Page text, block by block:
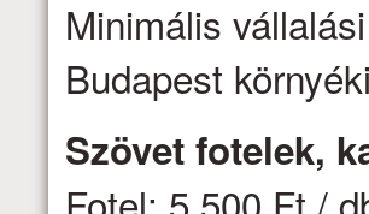
Minimális
Budapest
Szövet fotelek,